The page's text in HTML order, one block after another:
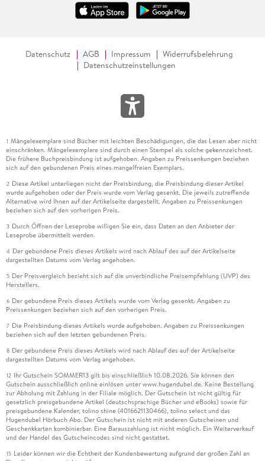
Datenschutz AGB Impressum
Widerrufsbelehrung
Datenschutzeinstellungen
1 Mängelexemplare sind Bücher mit leichten Beschädigungen, die das Lesen aber nicht
einschränken. Mängelexemplare sind durch einen Stempel als solche gekennzeichnet.
Die frühere Buchpreisbindung ist aufgehoben. Angaben zu Preissenkungen beziehen
sich auf den gebundenen Preis eines mangelfreien Exemplars.
2 Diese Artikel unterliegen nicht der Preisbindung, die Preisbindung dieser Artikel
wurde aufgehoben oder der Preis wurde vom Verlag gesenkt. Die jeweils zutreffende
Alternative wird Ihnen auf der Artikelseite dargestellt. Angaben zu Preissenkungen
beziehen sich auf den vorherigen Preis.
3 Durch Öffnen der Leseprobe willigen Sie ein, dass Daten an den Anbieter der
Leseprobe übermittelt werden.
4 Der gebundene Preis dieses Artikels wird nach Ablauf des auf der Artikelseite
dargestellten Datums vom Verlag angehoben.
5 Der Preisvergleich bezieht sich auf die unverbindliche Preisempfehlung (UVP) des
Herstellers.
6 Der gebundene Preis dieses Artikels wurde vom Verlag gesenkt. Angaben zu
Preissenkungen beziehen sich auf den vorherigen Preis.
7 Die Preisbindung dieses Artikels wurde aufgehoben. Angaben zu Preissenkungen
beziehen sich auf den letzten gebundenen Preis.
8 Der gebundene Preis dieses Artikels wird nach Ablauf des auf der Artikelseite
dargestellten Datums vom Verlag angehoben.
12 Ihr Gutschein SOMMER13 gilt bis einschließlich 10.08.2026. Sie können den
Gutschein ausschließlich online einlösen unter www.hugendubel.de. Keine Bestellung
zur Abholung mit Zahlung in der Filiale möglich. Der Gutschein ist nicht gültig für
gesetzlich preisgebundene Artikel (deutschsprachige Bücher und eBooks) sowie für
preisgebundene Kalender, tolino shine (4016621130466), tolino select und das
Hugendubel Hörbuch Abo. Der Gutschein ist nicht mit anderen Gutscheinen und
Geschenkkarten kombinierbar. Eine Barauszahlung ist nicht möglich. Ein Weiterverkauf
und der Handel des Gutscheincodes sind nicht gestattet.
15 Leider können wir die Echtheit der Kundenbewertung aufgrund der großen Zahl an